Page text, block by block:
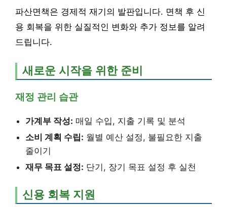
파산면책은 경제적 재기의 발판입니다. 면책 후 신
용 회복을 위한 실질적인 변화와 추가 정보를 알려
드립니다.
새로운 시작을 위한 준비
재정 관리 습관
가계부 작성: 매일 수입, 지출 기록 및 분석
소비 계획 수립: 월별 예산 설정, 불필요한 지출
줄이기
재무 목표 설정: 단기, 장기 목표 설정 후 실천
신용 회복 지원